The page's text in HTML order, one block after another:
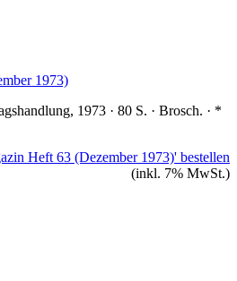
1973)
1973 · 80 S. · Brosch. · *
(inkl. 7% MwSt.)